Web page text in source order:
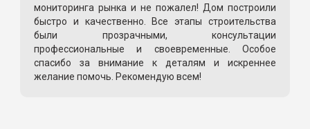
мониторинга рынка и не пожалел! Дом построили
быстро и качественно. Все этапы строительства
были прозрачными, консультации
профессиональные и своевременные. Особое
спасибо за внимание к деталям и искреннее
желание помочь. Рекомендую всем!